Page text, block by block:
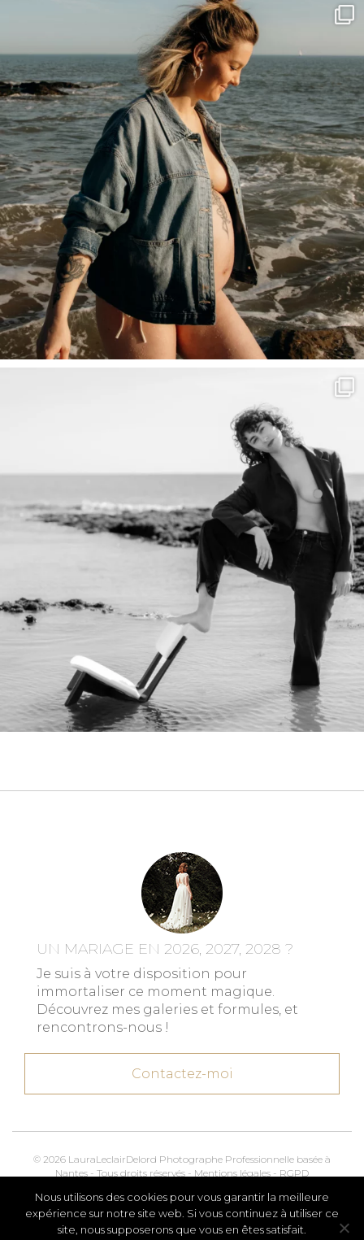
UN MARIAGE EN 2026, 2027, 2028 ?
Je suis à votre disposition pour
immortaliser ce moment magique.
Découvrez mes galeries et formules, et
rencontrons-nous !
Contactez-moi
© 2026 LauraLeclairDelord Photographe Professionnelle basée à
Nantes - Tous droits réservés - Mentions légales - RGPD
Kroox.ioMarketing, Creative & Digital
Nous utilisons des cookies pour vous garantir la meilleure
expérience sur notre site web. Si vous continuez à utiliser ce
site, nous supposerons que vous en êtes satisfait.